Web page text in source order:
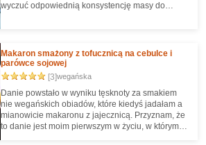
wyczuć odpowiednią konsystencję masy do
Makaron smażony z tofucznicą na cebulce i
parówce sojowej
[3]wegańska
Danie powstało w wyniku tęsknoty za smakiem
nie wegańskich obiadów, które kiedyś jadałam a
mianowicie makaronu z jajecznicą. Przyznam, że
to danie jest moim pierwszym w życiu, w którym